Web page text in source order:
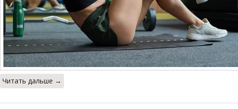
Читать дальше →